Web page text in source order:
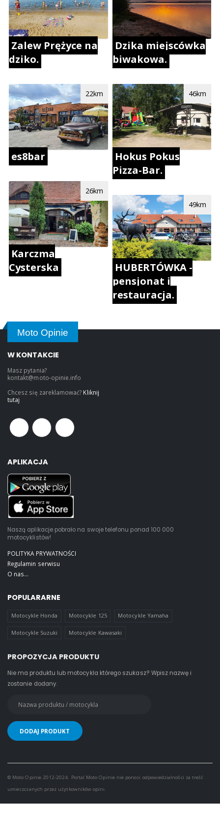
Zalew Prężyce na
dziko.
es8bar
22km
Karczma
Cysterska
26km
Dzika miejscówka
biwakowa.
Hokus Pokus
Pizza-Bar.
46km
HUBERTÓWKA -
pensjonat i
restauracja.
49km
Moto Opinie
W KONTAKCIE
Masz pytania?
kontakt@moto-opinie.info
Chcesz się zareklamować? Kliknij
tutaj
APLIKACJA
Naszą aplikacje pobrało na swoje telefonu ponad 100 000
motocyklistów!
POLITYKA PRYWATNOŚCI
Regulamin serwisu
O nas...
POPULARARNE
Motocykle Honda Motocykle 125 Motocykle Yamaha
Motocykle Suzuki Motocykle Kawasaki
PROPOZYCJA PRODUKTU
Nie ma produktu lub motocykla którego szukasz? Wpisz nazwę i
zostanie dodany.
© Moto Opinie 2012-2024. Portal Moto Opinie nie ponosi odpowiedzialności za treść
umieszczanych przez użytkowników opini.